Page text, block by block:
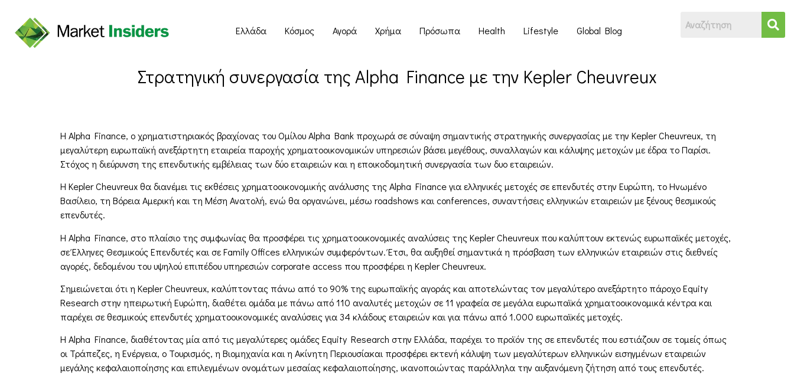
Ελλάδα Κόσμος Αγορά Χρήμα Πρόσωπα Health Lifestyle Global Blog
Στρατηγική συνεργασία της Alpha Finance με την Kepler Cheuvreux
Η Alpha Finance, ο χρηματιστηριακός βραχίονας του Ομίλου Alpha Bank προχωρά σε σύναψη σημαντικής στρατηγικής συνεργασίας με την Kepler Cheuvreux, τη
μεγαλύτερη ευρωπαϊκή ανεξάρτητη εταιρεία παροχής χρηματοοικονομικών υπηρεσιών βάσει μεγέθους, συναλλαγών και κάλυψης μετοχών με έδρα το Παρίσι.
Στόχος η διεύρυνση της επενδυτικής εμβέλειας των δύο εταιρειών και η εποικοδομητική συνεργασία των δυο εταιρειών.
Η Kepler Cheuvreux θα διανέμει τις εκθέσεις χρηματοοικονομικής ανάλυσης της Alpha Finance για ελληνικές μετοχές σε επενδυτές στην Ευρώπη, το Ηνωμένο
Βασίλειο, τη Βόρεια Αμερική και τη Μέση Ανατολή, ενώ θα οργανώνει, μέσω roadshows και conferences, συναντήσεις ελληνικών εταιρειών με ξένους θεσμικούς
επενδυτές.
Η Alpha Finance, στο πλαίσιο της συμφωνίας θα προσφέρει τις χρηματοοικονομικές αναλύσεις της Kepler Cheuvreux που καλύπτουν εκτενώς ευρωπαϊκές μετοχές,
σε Έλληνες Θεσμικούς Επενδυτές και σε Family Offices ελληνικών συμφερόντων. Έτσι, θα αυξηθεί σημαντικά η πρόσβαση των ελληνικών εταιρειών στις διεθνείς
αγορές, δεδομένου του υψηλού επιπέδου υπηρεσιών corporate access που προσφέρει η Kepler Cheuvreux.
Σημειώνεται ότι η Kepler Cheuvreux, καλύπτοντας πάνω από το 90% της ευρωπαϊκής αγοράς και αποτελώντας τον μεγαλύτερο ανεξάρτητο πάροχο Equity
Research στην ηπειρωτική Ευρώπη, διαθέτει ομάδα με πάνω από 110 αναλυτές μετοχών σε 11 γραφεία σε μεγάλα ευρωπαϊκά χρηματοοικονομικά κέντρα και
παρέχει σε θεσμικούς επενδυτές χρηματοοικονομικές αναλύσεις για 34 κλάδους εταιρειών και για πάνω από 1.000 ευρωπαϊκές μετοχές.
Η Alpha Finance, διαθέτοντας μία από τις μεγαλύτερες ομάδες Equity Research στην Ελλάδα, παρέχει το προϊόν της σε επενδυτές που εστιάζουν σε τομείς όπως
οι Τράπεζες, η Ενέργεια, ο Τουρισμός, η Βιομηχανία και η Ακίνητη Περιουσίακαι προσφέρει εκτενή κάλυψη των μεγαλύτερων ελληνικών εισηγμένων εταιρειών
μεγάλης κεφαλαιοποίησης και επιλεγμένων ονομάτων μεσαίας κεφαλαιοποίησης, ικανοποιώντας παράλληλα την αυξανόμενη ζήτηση από τους επενδυτές.